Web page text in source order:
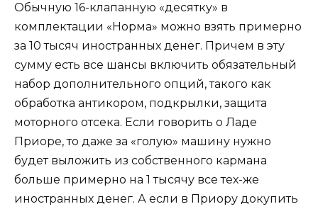
Обычную 16-клапанную «десятку» в
комплектации «Норма» можно взять примерно
за 10 тысяч иностранных денег. Причем в эту
сумму есть все шансы включить обязательный
набор дополнительного опций, такого как
обработка антикором, подкрылки, защита
моторного отсека. Если говорить о Ладе
Приоре, то даже за «голую» машину нужно
будет выложить из собственного кармана
больше примерно на 1 тысячу все тех-же
иностранных денег. А если в Приору докупить